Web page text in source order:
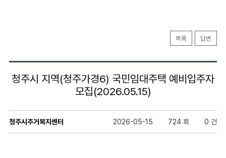
목록 답변
청주시 지역(청주가경6) 국민임대주택 예비입주자
모집(2026.05.15)
청주시주거복지센터 2026-05-15 724 회 0 건